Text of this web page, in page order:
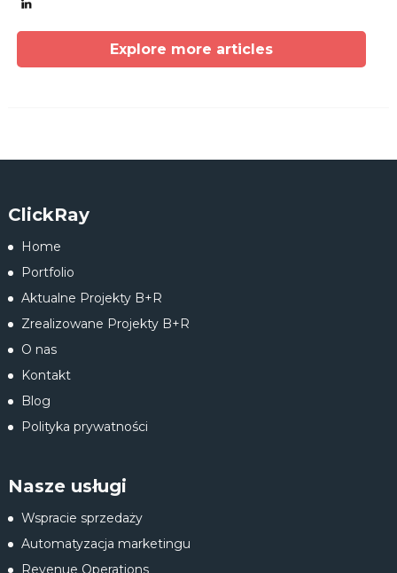
Explore more articles
ClickRay
Home
Portfolio
Aktualne Projekty B+R
Zrealizowane Projekty B+R
O nas
Kontakt
Blog
Polityka prywatności
Nasze usługi
Wspracie sprzedaży
Automatyzacja marketingu
Revenue Operations